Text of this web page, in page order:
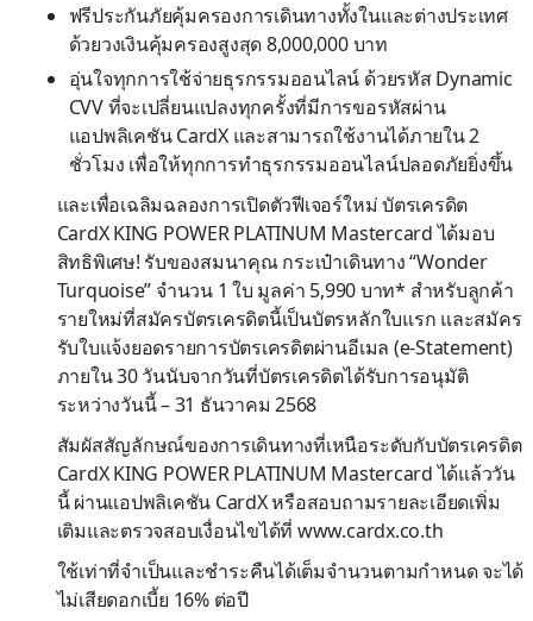
ฟรีประกันภัยคุ้มครองการเดินทางทั้งในและต่างประเทศ
ด้วยวงเงินคุ้มครองสูงสุด 8,000,000 บาท
อุ่นใจทุกการใช้จ่ายธุรกรรมออนไลน์ ด้วยรหัส Dynamic
CVV ที่จะเปลี่ยนแปลงทุกครั้งที่มีการขอรหัสผ่าน
แอปพลิเคชัน CardX และสามารถใช้งานได้ภายใน 2
ชั่วโมง เพื่อให้ทุกการทำธุรกรรมออนไลน์ปลอดภัยยิ่งขึ้น
และเพื่อเฉลิมฉลองการเปิดตัวฟีเจอร์ใหม่ บัตรเครดิต
CardX KING POWER PLATINUM Mastercard ได้มอบ
สิทธิพิเศษ! รับของสมนาคุณ กระเป๋าเดินทาง “Wonder
Turquoise” จำนวน 1 ใบ มูลค่า 5,990 บาท* สำหรับลูกค้า
รายใหม่ที่สมัครบัตรเครดิตนี้เป็นบัตรหลักใบแรก และสมัคร
รับใบแจ้งยอดรายการบัตรเครดิตผ่านอีเมล (e-Statement)
ภายใน 30 วันนับจากวันที่บัตรเครดิตได้รับการอนุมัติ
ระหว่างวันนี้ – 31 ธันวาคม 2568
สัมผัสสัญลักษณ์ของการเดินทางที่เหนือระดับกับบัตรเครดิต
CardX KING POWER PLATINUM Mastercard ได้แล้ววัน
นี้ ผ่านแอปพลิเคชัน CardX หรือสอบถามรายละเอียดเพิ่ม
เติมและตรวจสอบเงื่อนไขได้ที่ www.cardx.co.th
ใช้เท่าที่จำเป็นและชำระคืนได้เต็มจำนวนตามกำหนด จะได้
ไม่เสียดอกเบี้ย 16% ต่อปี